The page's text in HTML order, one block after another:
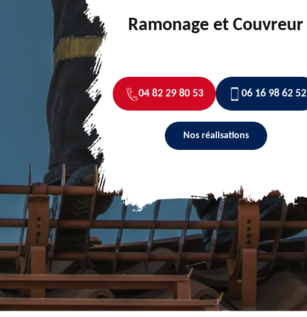
Ramonage et Couvreur
04 82 29 80 53 06 16 98 62 52
Nos réalisations